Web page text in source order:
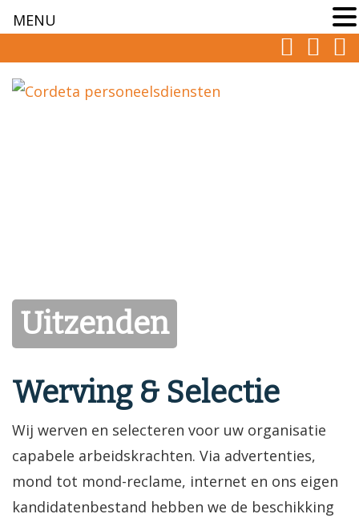
Uitzenden
Werving & Selectie
Wij werven en selecteren voor uw organisatie
capabele arbeidskrachten. Via advertenties,
mond tot mond-reclame, internet en ons eigen
kandidatenbestand hebben we de beschikking
MENU